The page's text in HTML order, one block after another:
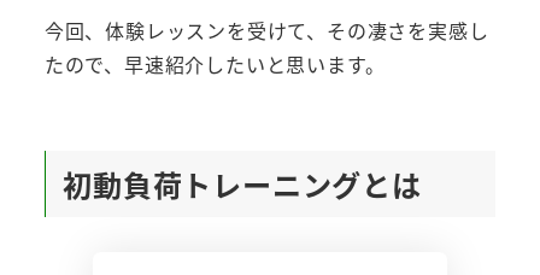
今回、体験レッスンを受けて、その凄さを実感し
たので、早速紹介したいと思います。
初動負荷トレーニングとは